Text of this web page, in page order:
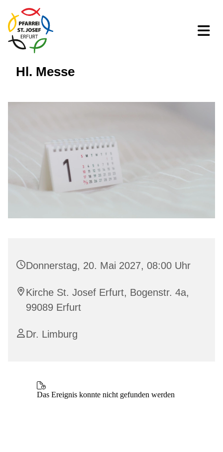
Hl. Messe
Donnerstag, 20. Mai 2027, 08:00 Uhr
Kirche St. Josef Erfurt, Bogenstr. 4a,
99089 Erfurt
Dr. Limburg